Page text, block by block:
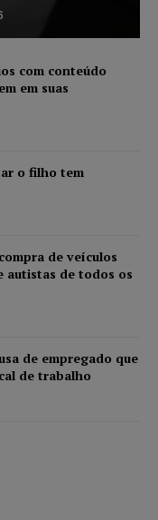
com conteúdo
em suas
o filho tem
de veículos
autistas de todos os
de empregado que
de trabalho